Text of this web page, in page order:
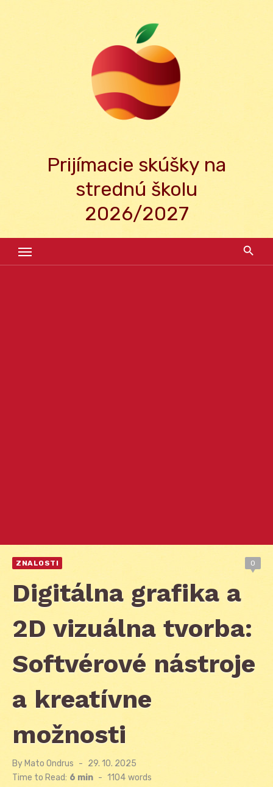
Prijímacie skúšky na
strednú školu
2026/2027
ZNALOSTI 0
Digitálna grafika a
2D vizuálna tvorba:
Softvérové nástroje
a kreatívne
možnosti
By Mato Ondrus
Posted
on
29. 10. 2025
Time to Read: 6 min - 1104 words